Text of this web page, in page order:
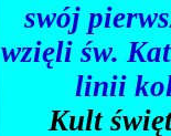
swój
wzięli św.
linii
Kult